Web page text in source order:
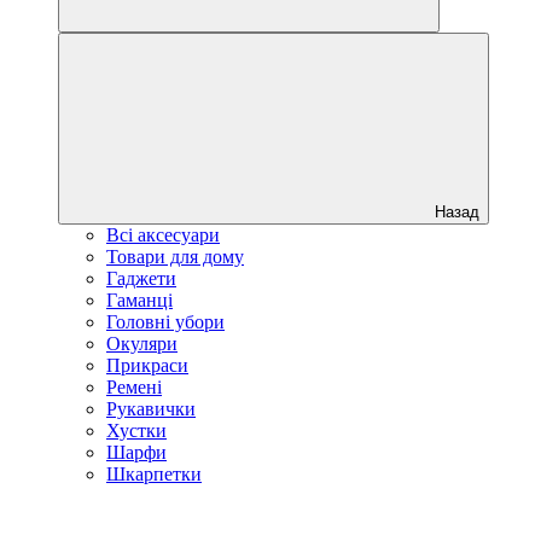
Назад
Всі аксесуари
Товари для дому
Гаджети
Гаманці
Головні убори
Окуляри
Прикраси
Ремені
Рукавички
Хустки
Шарфи
Шкарпетки